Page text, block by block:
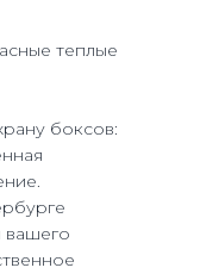
теплые
боксов:
вашего